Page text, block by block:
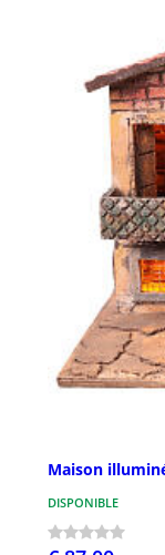
Maison
DISPONIBLE